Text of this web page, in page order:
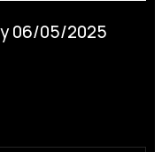
06/05/2025